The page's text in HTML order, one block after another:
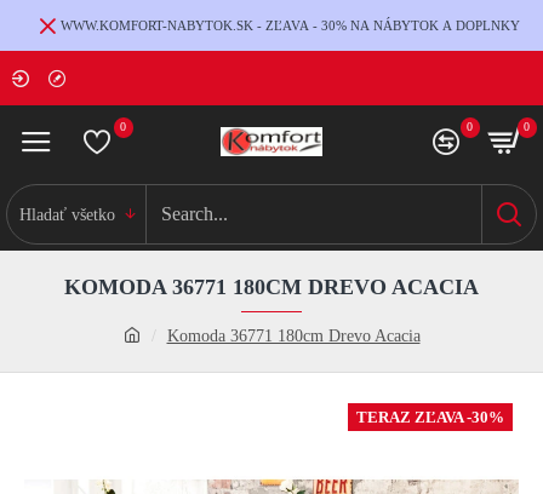
WWW.KOMFORT-NABYTOK.SK - ZĽAVA - 30% NA NÁBYTOK A DOPLNKY
0 0 0
Hladať všetko
Komoda 36771 180cm Drevo Acacia
KOMODA 36771 180CM DREVO ACACIA
TERAZ ZĽAVA -30%